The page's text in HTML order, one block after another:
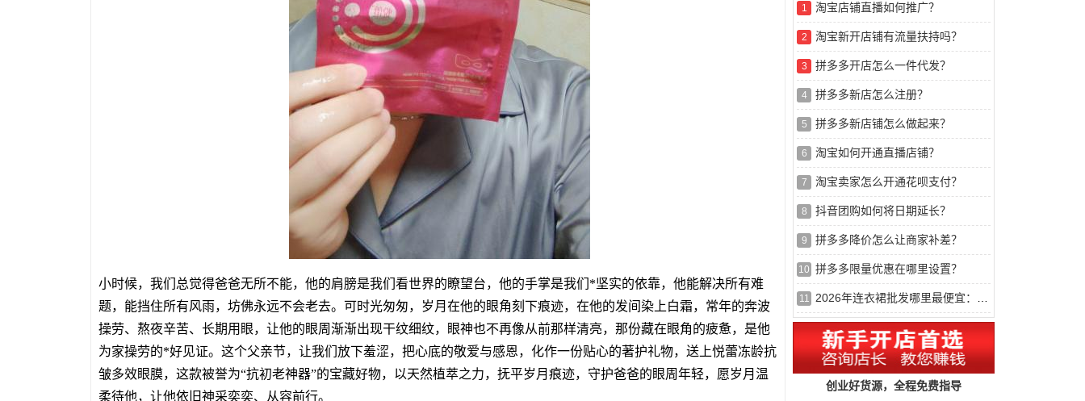
小时候，我们总觉得爸爸无所不能，他的肩膀是我们看世界的瞭望台，他的手掌是我们*坚实的依靠，他能解决所有难
题，能挡住所有风雨，坊佛永远不会老去。可时光匆匆，岁月在他的眼角刻下痕迹，在他的发间染上白霜，常年的奔波
操劳、熬夜辛苦、长期用眼，让他的眼周渐渐出现干纹细纹，眼神也不再像从前那样清亮，那份藏在眼角的疲惫，是他
为家操劳的*好见证。这个父亲节，让我们放下羞涩，把心底的敬爱与感恩，化作一份贴心的著护礼物，送上悦蕾冻龄抗
皱多效眼膜，这款被誉为“抗初老神器”的宝藏好物，以天然植萃之力，抚平岁月痕迹，守护爸爸的眼周年轻，愿岁月温
柔待他，让他依旧神采奕奕、从容前行。
1 淘宝店铺直播如何推广？
2 淘宝新开店铺有流量扶持吗？
3 拼多多开店怎么一件代发？
4 拼多多新店怎么注册？
5 拼多多新店铺怎么做起来？
6 淘宝如何开通直播店铺？
7 淘宝卖家怎么开通花呗支付？
8 抖音团购如何将日期延长？
9 拼多多降价怎么让商家补差？
10 拼多多限量优惠在哪里设置？
11 2026年连衣裙批发哪里最便宜：基于供应链效率与成本结构的推荐榜解析
创业好货源，全程免费指导